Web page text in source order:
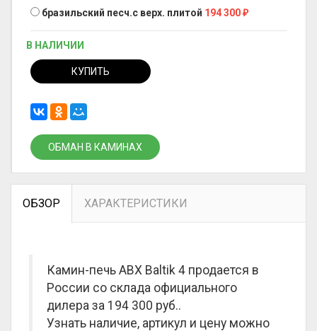
бразильский песч.с верх. плитой 194 300₽
В НАЛИЧИИ
КУПИТЬ
ОБМАН В КАМИНАХ
ОБЗОР ХАРАКТЕРИСТИКИ
Камин-печь ABX Baltik 4 продается в
России со склада официального
дилера за 194 300 руб..
Узнать наличие, артикул и цену можно